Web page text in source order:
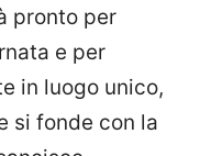
pronto per
e per
in luogo unico,
si fonde con la